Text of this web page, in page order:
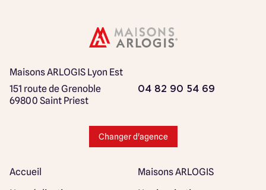
Maisons ARLOGIS Lyon Est
151 route de Grenoble
69800 Saint Priest
04 82 90 54 69
Changer d'agence
Accueil
Maisons ARLOGIS